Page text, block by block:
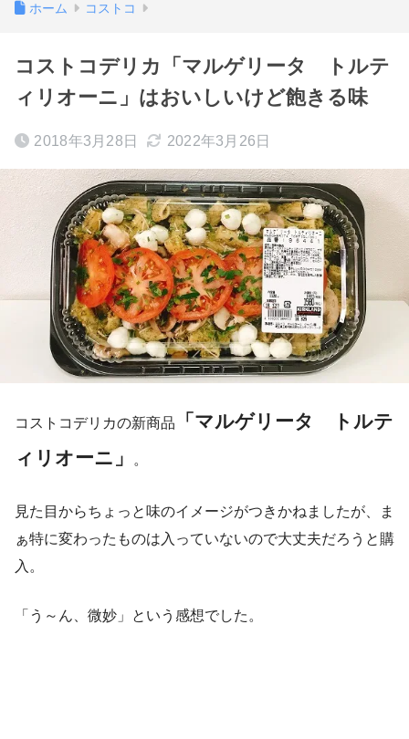
ホーム コストコ
コストコデリカ「マルゲリータ トルテ
ィリオーニ」はおいしいけど飽きる味
2018年3月28日 2022年3月26日
コストコデリカの新商品
「マルゲリータ トルテ
ィリオーニ」
。
見た目からちょっと味のイメージがつきかねましたが、ま
ぁ特に変わったものは入っていないので大丈夫だろうと購
入。
「う～ん、微妙」という感想でした。